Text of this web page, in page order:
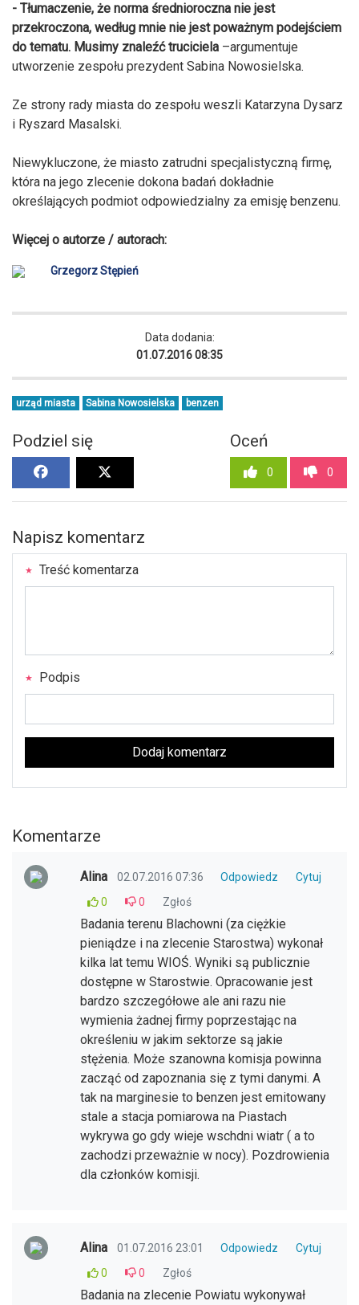
- Tłumaczenie, że norma średnioroczna nie jest
przekroczona, według mnie nie jest poważnym podejściem
do tematu. Musimy znaleźć truciciela –argumentuje
utworzenie zespołu prezydent Sabina Nowosielska.
Ze strony rady miasta do zespołu weszli Katarzyna Dysarz
i Ryszard Masalski.
Niewykluczone, że miasto zatrudni specjalistyczną firmę,
która na jego zlecenie dokona badań dokładnie
określających podmiot odpowiedzialny za emisję benzenu.
Więcej o autorze / autorach:
Grzegorz Stępień
Data dodania:
01.07.2016 08:35
urząd miasta Sabina Nowosielska benzen
Podziel się Oceń
0 0
Napisz komentarz
Treść komentarza
Podpis
Dodaj komentarz
Komentarze
Alina 02.07.2016 07:36 Odpowiedz
Cytuj
0
0 Zgłoś
Badania terenu Blachowni (za ciężkie
pieniądze i na zlecenie Starostwa) wykonał
kilka lat temu WIOŚ. Wyniki są publicznie
dostępne w Starostwie. Opracowanie jest
bardzo szczegółowe ale ani razu nie
wymienia żadnej firmy poprzestając na
określeniu w jakim sektorze są jakie
stężenia. Może szanowna komisja powinna
zacząć od zapoznania się z tymi danymi. A
tak na marginesie to benzen jest emitowany
stale a stacja pomiarowa na Piastach
wykrywa go gdy wieje wschdni wiatr ( a to
zachodzi przeważnie w nocy). Pozdrowienia
dla członków komisji.
Alina 01.07.2016 23:01 Odpowiedz
Cytuj
0
0 Zgłoś
Badania na zlecenie Powiatu wykonywał